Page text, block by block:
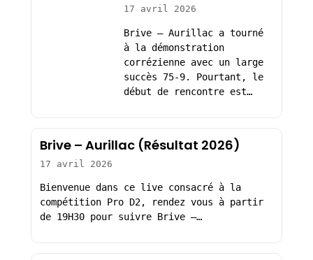
17 avril 2026
Brive – Aurillac a tourné
à la démonstration
corrézienne avec un large
succès 75-9. Pourtant, le
début de rencontre est…
Brive – Aurillac (Résultat 2026)
17 avril 2026
Bienvenue dans ce live consacré à la
compétition Pro D2, rendez vous à partir
de 19H30 pour suivre Brive –…